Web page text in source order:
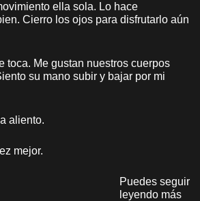
ella sola. Lo hace
Cierro los ojos para disfrutarlo aún
toca. Me gustan nuestros cuerpos
su mano subir y bajar por mi
aliento.
mejor.
Puedes seguir
leyendo más